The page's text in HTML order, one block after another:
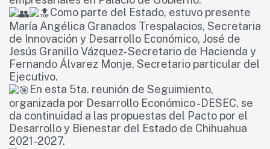
Como parte del Estado, estuvo presente
María Angélica Granados Trespalacios, Secretaria
de Innovación y Desarrollo Económico, José de
Jesús Granillo Vázquez- Secretario de Hacienda y
Fernando Álvarez Monje, Secretario particular del
Ejecutivo.
En esta 5ta. reunión de Seguimiento,
organizada por Desarrollo Económico -DESEC, se
da continuidad a las propuestas del Pacto por el
Desarrollo y Bienestar del Estado de Chihuahua
2021-2027.